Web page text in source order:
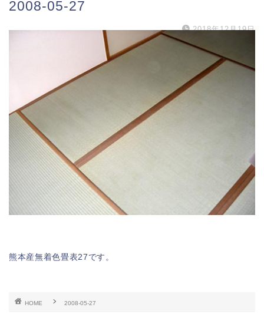
2008-05-27
2018年12月19日
熊本産無着色畳表27です。
HOME 2008-05-27